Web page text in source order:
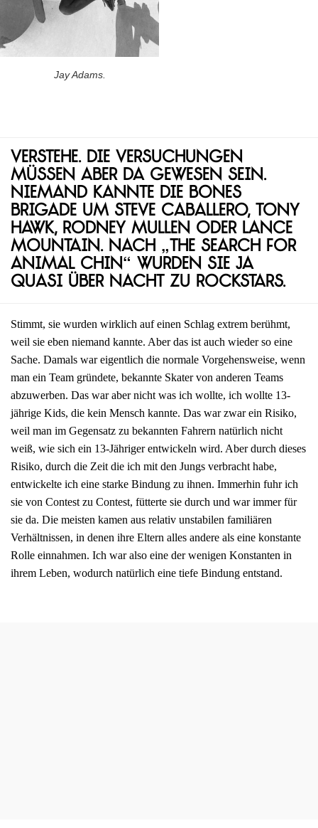
Jay Adams.
Verstehe. Die Versuchungen
müssen aber da gewesen sein.
Niemand kannte die Bones
Brigade um Steve Caballero, Tony
Hawk, Rodney Mullen oder Lance
Mountain. Nach „The Search for
Animal Chin“ wurden sie ja
quasi über Nacht zu Rockstars.
Stimmt, sie wurden wirklich auf einen Schlag extrem berühmt,
weil sie eben niemand kannte. Aber das ist auch wieder so eine
Sache. Damals war eigentlich die normale Vorgehensweise, wenn
man ein Team gründete, bekannte Skater von anderen Teams
abzuwerben. Das war aber nicht was ich wollte, ich wollte 13-
jährige Kids, die kein Mensch kannte. Das war zwar ein Risiko,
weil man im Gegensatz zu bekannten Fahrern natürlich nicht
weiß, wie sich ein 13-Jähriger entwickeln wird. Aber durch dieses
Risiko, durch die Zeit die ich mit den Jungs verbracht habe,
entwickelte ich eine starke Bindung zu ihnen. Immerhin fuhr ich
sie von Contest zu Contest, fütterte sie durch und war immer für
sie da. Die meisten kamen aus relativ unstabilen familiären
Verhältnissen, in denen ihre Eltern alles andere als eine konstante
Rolle einnahmen. Ich war also eine der wenigen Konstanten in
ihrem Leben, wodurch natürlich eine tiefe Bindung entstand.